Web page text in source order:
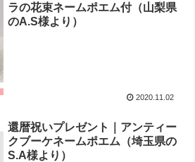
ラの花束ネームポエム付（山梨県
のA.S様より ）
2020.11.02
還暦祝いプレゼント｜アンティー
クブーケネームポエム（埼玉県の
S.A様より ）